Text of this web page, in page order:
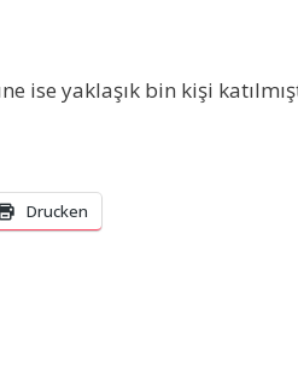
ise yaklaşık bin kişi
Drucken